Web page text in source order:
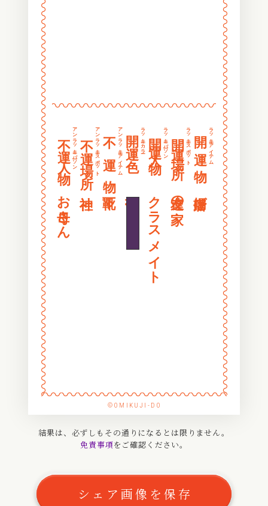
〰〰〰〰〰〰〰〰〰〰〰〰〰〰〰
開 運 物ラッキーアイテム
唐揚げ
開運場所ラッキースポット
友達の家
開運人物ラッキーパーソン
クラスメイト
開 運 色ラッキーカラー
不 運 物アンラッキーアイテム
不運場所アンラッキースポット
不運人物アンラッキーパーソン
お母さん
〰〰〰〰〰〰〰〰〰〰〰〰〰
〰
〰
〰
〰
〰
〰
〰
〰
〰
〰
〰
〰
〰
〰
〰
〰
〰
〰
〰
〰
〰
〰
〰
〰
〰
〰
〰
〰
〰
〰
〰
〰
〰
〰
〰
〰
〰
〰
〰
〰
〰
〰
〰
〰
〰
〰
〰
〰
〰
〰
〰
〰
〰
〰
〰
©OMIKUJI-DO
結果は、必ずしもその通りになるとは限りません。
免責事項をご確認ください。
シェア画像を保存